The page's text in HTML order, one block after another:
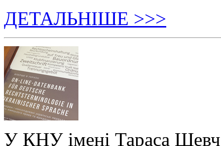
ДЕТАЛЬНІШЕ >>>
У КНУ імені Тараса